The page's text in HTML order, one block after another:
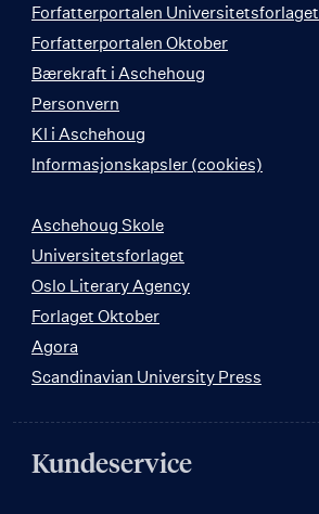
Forfatterportalen Universitetsforlaget
Forfatterportalen Oktober
Bærekraft i Aschehoug
Personvern
KI i Aschehoug
Informasjonskapsler (cookies)
Aschehoug Skole
Universitetsforlaget
Oslo Literary Agency
Forlaget Oktober
Agora
Scandinavian University Press
Kundeservice